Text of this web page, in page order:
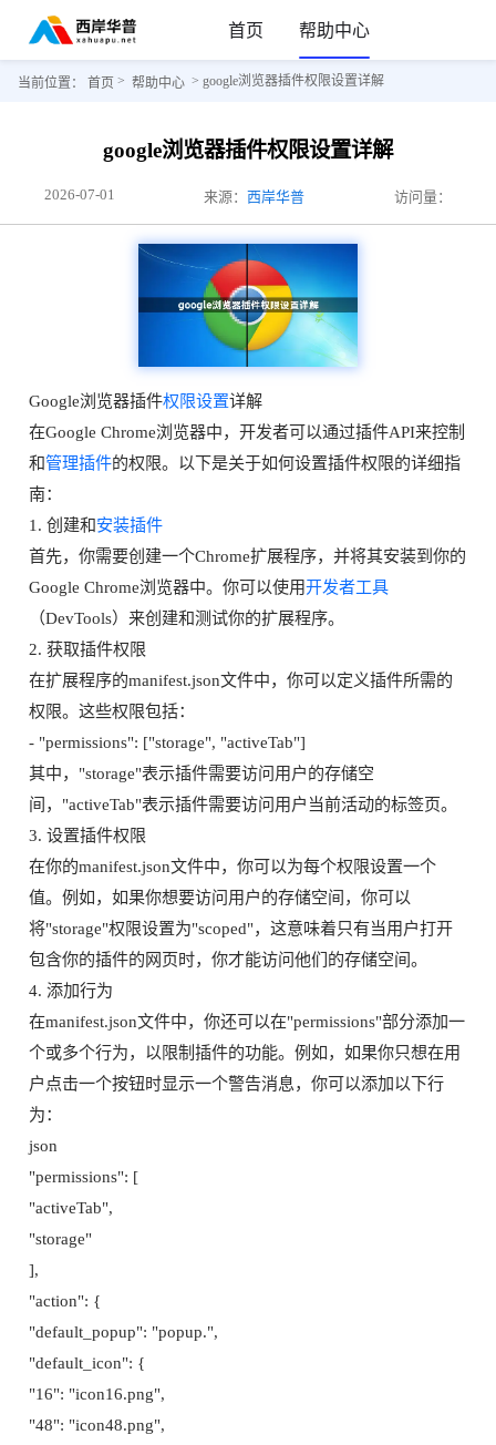
首页 帮助中心
当前位置： 首页 > 帮助中心 > google浏览器插件权限设置详解
google浏览器插件权限设置详解
2026-07-01 来源：西岸华普 访问量：
Google浏览器插件权限设置详解
在Google Chrome浏览器中，开发者可以通过插件API来控制
和管理插件的权限。以下是关于如何设置插件权限的详细指
南：
1. 创建和安装插件
首先，你需要创建一个Chrome扩展程序，并将其安装到你的
Google Chrome浏览器中。你可以使用开发者工具
（DevTools）来创建和测试你的扩展程序。
2. 获取插件权限
在扩展程序的manifest.json文件中，你可以定义插件所需的
权限。这些权限包括：
- "permissions": ["storage", "activeTab"]
其中，"storage"表示插件需要访问用户的存储空
间，"activeTab"表示插件需要访问用户当前活动的标签页。
3. 设置插件权限
在你的manifest.json文件中，你可以为每个权限设置一个
值。例如，如果你想要访问用户的存储空间，你可以
将"storage"权限设置为"scoped"，这意味着只有当用户打开
包含你的插件的网页时，你才能访问他们的存储空间。
4. 添加行为
在manifest.json文件中，你还可以在"permissions"部分添加一
个或多个行为，以限制插件的功能。例如，如果你只想在用
户点击一个按钮时显示一个警告消息，你可以添加以下行
为：
json
"permissions": [
"activeTab",
"storage"
],
"action": {
"default_popup": "popup.",
"default_icon": {
"16": "icon16.png",
"48": "icon48.png",